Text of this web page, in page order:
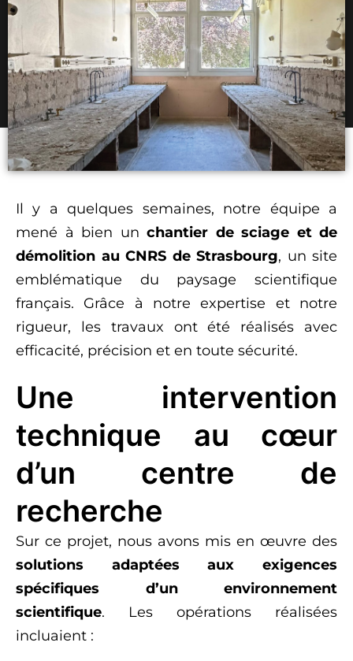
Il y a quelques semaines, notre équipe a
mené à bien un chantier de sciage et de
démolition au CNRS de Strasbourg, un site
emblématique du paysage scientifique
français. Grâce à notre expertise et notre
rigueur, les travaux ont été réalisés avec
efficacité, précision et en toute sécurité.
Une intervention
technique au cœur
d’un centre de
recherche
Sur ce projet, nous avons mis en œuvre des
solutions adaptées aux exigences
spécifiques d’un environnement
scientifique. Les opérations réalisées
incluaient :